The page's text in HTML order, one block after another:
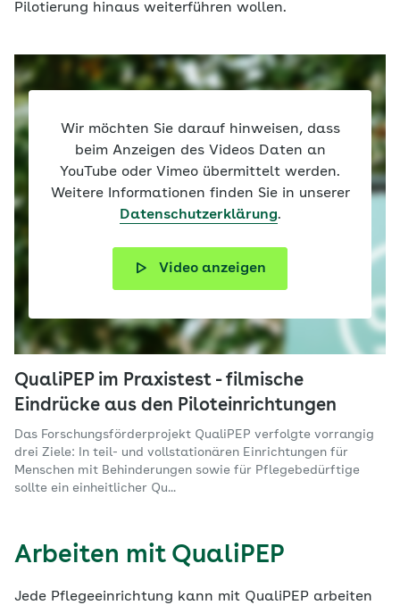
Pilotierung hinaus weiterführen wollen.
Wir möchten Sie darauf hinweisen, dass
beim Anzeigen des Videos Daten an
YouTube oder Vimeo übermittelt werden.
Weitere Informationen finden Sie in unserer
Datenschutzerklärung.
Video anzeigen
QualiPEP im Praxistest - filmische
Eindrücke aus den Piloteinrichtungen
Das Forschungsförderprojekt QualiPEP verfolgte vorrangig
drei Ziele: In teil- und vollstationären Einrichtungen für
Menschen mit Behinderungen sowie für Pflegebedürftige
sollte ein einheitlicher Qu...
Arbeiten mit QualiPEP
Jede Pflegeeinrichtung kann mit QualiPEP arbeiten